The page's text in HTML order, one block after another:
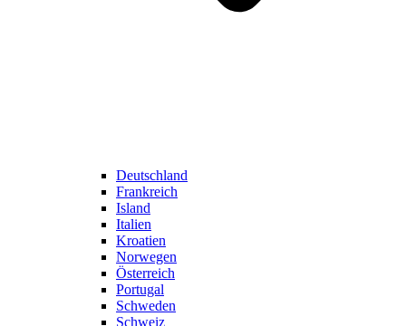
Deutschland
Frankreich
Island
Italien
Kroatien
Norwegen
Österreich
Portugal
Schweden
Schweiz